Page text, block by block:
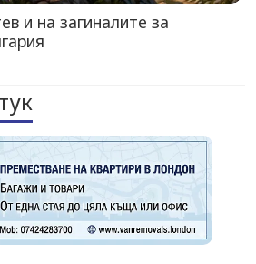
и на загиналите за